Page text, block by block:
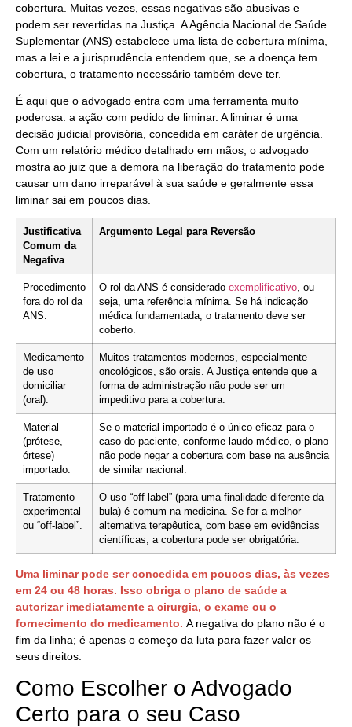
cobertura. Muitas vezes, essas negativas são abusivas e
podem ser revertidas na Justiça. A Agência Nacional de Saúde
Suplementar (ANS) estabelece uma lista de cobertura mínima,
mas a lei e a jurisprudência entendem que, se a doença tem
cobertura, o tratamento necessário também deve ter.
É aqui que o advogado entra com uma ferramenta muito
poderosa: a ação com pedido de liminar. A liminar é uma
decisão judicial provisória, concedida em caráter de urgência.
Com um relatório médico detalhado em mãos, o advogado
mostra ao juiz que a demora na liberação do tratamento pode
causar um dano irreparável à sua saúde e geralmente essa
liminar sai em poucos dias.
Justificativa
Comum da
Negativa
Argumento Legal para Reversão
Procedimento
fora do rol da
ANS.
O rol da ANS é considerado exemplificativo, ou
seja, uma referência mínima. Se há indicação
médica fundamentada, o tratamento deve ser
coberto.
Medicamento
de uso
domiciliar
(oral).
Muitos tratamentos modernos, especialmente
oncológicos, são orais. A Justiça entende que a
forma de administração não pode ser um
impeditivo para a cobertura.
Material
(prótese,
órtese)
importado.
Se o material importado é o único eficaz para o
caso do paciente, conforme laudo médico, o plano
não pode negar a cobertura com base na ausência
de similar nacional.
Tratamento
experimental
ou “off-label”.
O uso “off-label” (para uma finalidade diferente da
bula) é comum na medicina. Se for a melhor
alternativa terapêutica, com base em evidências
científicas, a cobertura pode ser obrigatória.
Uma liminar pode ser concedida em poucos dias, às vezes
em 24 ou 48 horas. Isso obriga o plano de saúde a
autorizar imediatamente a cirurgia, o exame ou o
fornecimento do medicamento. A negativa do plano não é o
fim da linha; é apenas o começo da luta para fazer valer os
seus direitos.
Como Escolher o Advogado
Certo para o seu Caso